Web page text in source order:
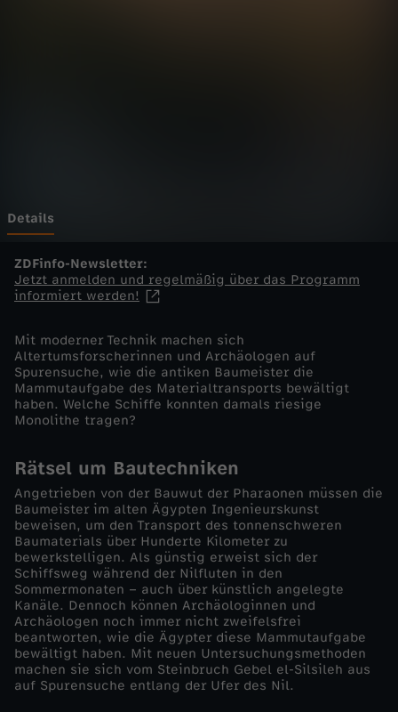
p
o
r
t
u
d
T
e
c
h
n
Details
ZDFinfo-Newsletter:
Jetzt anmelden und regelmäßig über das Programm
informiert werden!
Mit moderner Technik machen sich
Altertumsforscherinnen und Archäologen auf
Spurensuche, wie die antiken Baumeister die
Mammutaufgabe des Materialtransports bewältigt
haben. Welche Schiffe konnten damals riesige
Monolithe tragen?
Rätsel um Bautechniken
Angetrieben von der Bauwut der Pharaonen müssen die
Baumeister im alten Ägypten Ingenieurskunst
beweisen, um den Transport des tonnenschweren
Baumaterials über Hunderte Kilometer zu
bewerkstelligen. Als günstig erweist sich der
Schiffsweg während der Nilfluten in den
Sommermonaten – auch über künstlich angelegte
Kanäle. Dennoch können Archäologinnen und
Archäologen noch immer nicht zweifelsfrei
beantworten, wie die Ägypter diese Mammutaufgabe
bewältigt haben. Mit neuen Untersuchungsmethoden
machen sie sich vom Steinbruch Gebel el-Silsileh aus
auf Spurensuche entlang der Ufer des Nil.